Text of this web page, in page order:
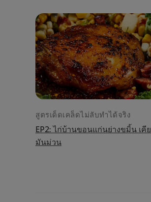
สูตรเด็ดเคล็ดไม่ลับทำได้จริง
EP2: ไก่บ้านขอนแก่นย่างขมิ้น เคี
มันม่วน